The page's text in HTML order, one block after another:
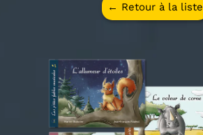
← Retour à la liste